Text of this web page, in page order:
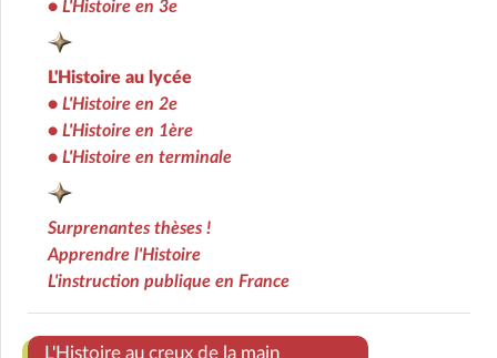
• L'Histoire en 3e
L'Histoire au lycée
• L'Histoire en 2e
• L'Histoire en 1ère
• L'Histoire en terminale
Surprenantes thèses !
Apprendre l'Histoire
L'instruction publique en France
L'Histoire au creux de la main